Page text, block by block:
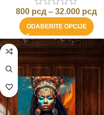
800 рсд – 32.000 рсд
ODABERITE OPCIJE